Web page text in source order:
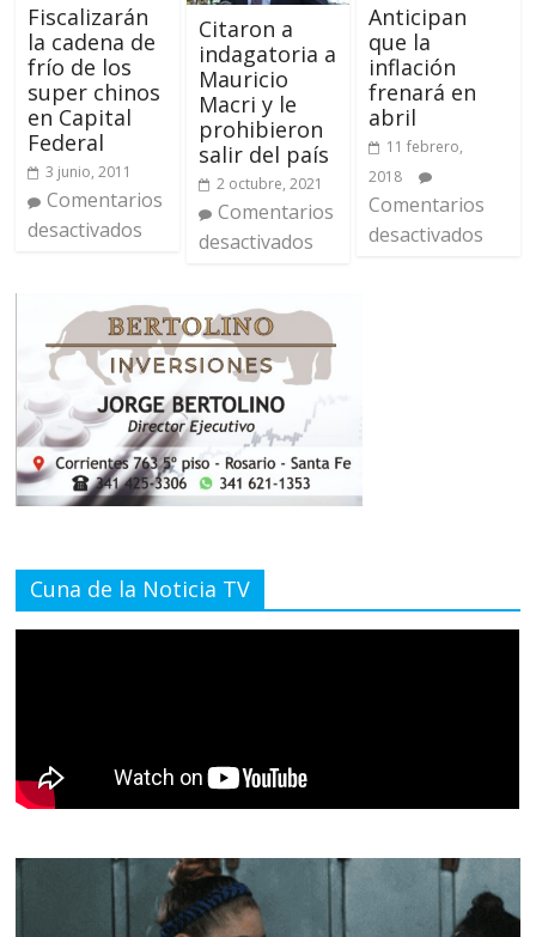
Fiscalizarán
la cadena de
frío de los
super chinos
en Capital
Federal
3 junio, 2011
Comentarios
desactivados
Citaron a
indagatoria a
Mauricio
Macri y le
prohibieron
salir del país
2 octubre, 2021
Comentarios
desactivados
Anticipan
que la
inflación
frenará en
abril
11 febrero,
2018
Comentarios
desactivados
Cuna de la Noticia TV